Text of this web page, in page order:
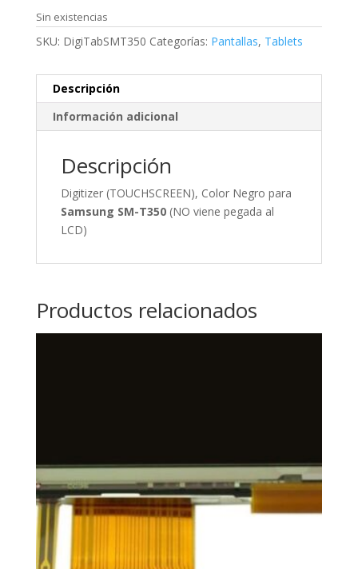
Sin existencias
SKU: DigiTabSMT350 Categorías: Pantallas, Tablets
Descripción
Información adicional
Descripción
Digitizer (TOUCHSCREEN), Color Negro para
Samsung SM-T350(NO viene pegada al
LCD)
Productos relacionados